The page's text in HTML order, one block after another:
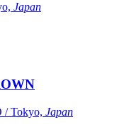
Japan
/ Tokyo, Japan